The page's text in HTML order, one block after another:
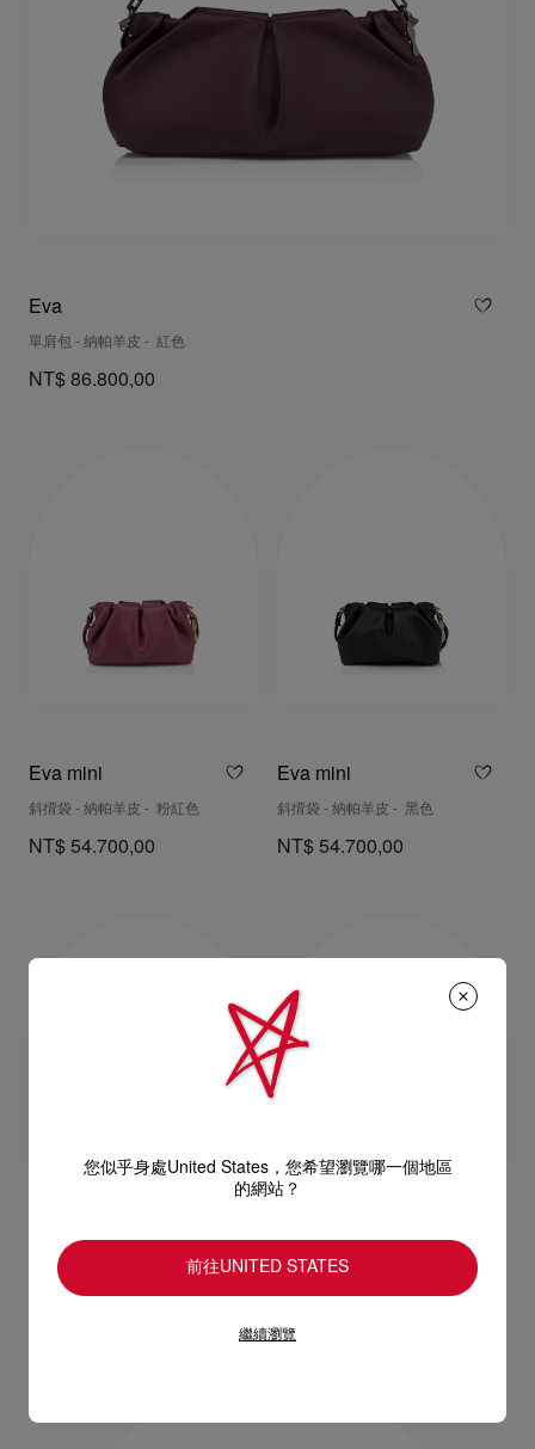
Eva
單肩包 - 納帕羊皮 - 紅色
NT$ 86.800,00
Eva mini
斜揹袋 - 納帕羊皮 - 粉紅色
NT$ 54.700,00
Eva mini
斜揹袋 - 納帕羊皮 - 黑色
NT$ 54.700,00
Eva mini
斜揹袋 - 納帕羊皮 - 橙色
Bag Charm
鎖匙扣 - 小牛皮 - 多色
您似乎身處United States，您希望瀏覽哪一個地區
的網站？
前往UNITED STATES
繼續瀏覽